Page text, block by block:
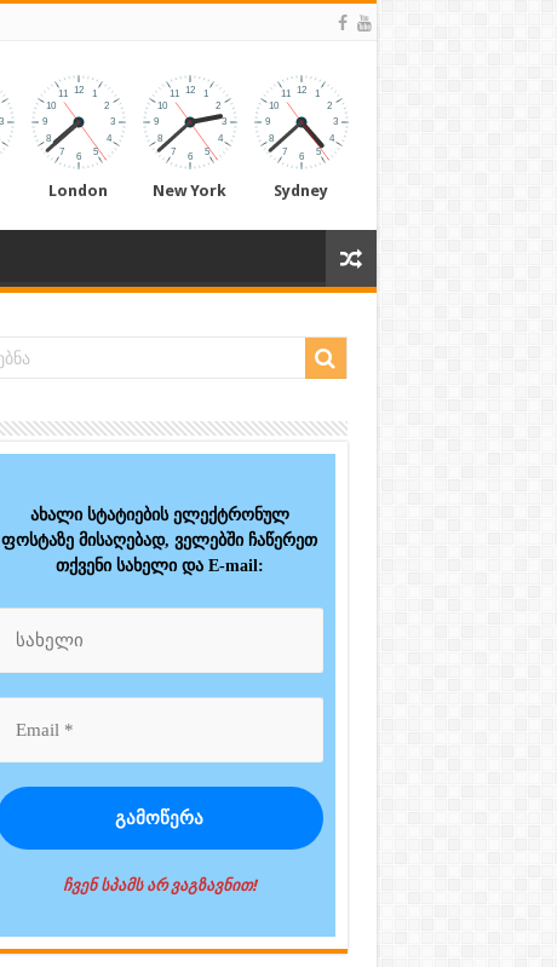
London New York Sydney
ახალი სტატიების ელექტრონულ
ფოსტაზე მისაღებად, ველებში ჩაწერეთ
თქვენი სახელი და E-mail:
ჩვენ სპამს არ ვაგზავნით!